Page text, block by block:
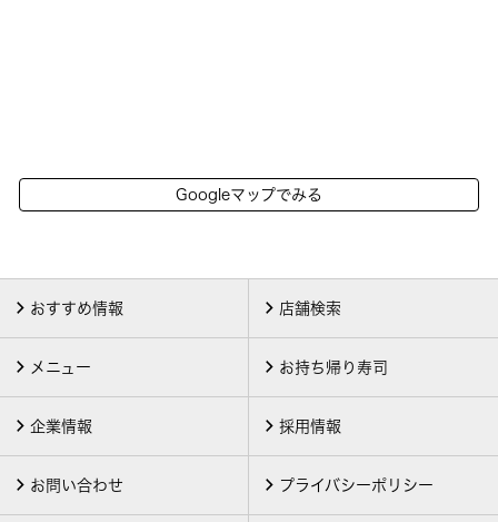
Googleマップでみる
おすすめ情報 店舗検索
メニュー お持ち帰り寿司
企業情報 採用情報
お問い合わせ プライバシーポリシー